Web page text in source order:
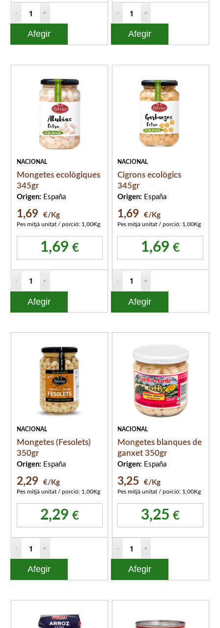
Afegir Afegir
NACIONAL
Mongetes ecològiques
345gr
Origen: España
1,69 €/Kg
Pes mitjà unitat / porció: 1,00Kg
1,69 €
Afegir
NACIONAL
Cigrons ecològics
345gr
Origen: España
1,69 €/Kg
Pes mitjà unitat / porció: 1,00Kg
1,69€
Afegir
NACIONAL
Mongetes (Fesolets)
350gr
Origen: España
2,29 €/Kg
Pes mitjà unitat / porció: 1,00Kg
2,29 €
Afegir
NACIONAL
Mongetes blanques de
ganxet 350gr
Origen: España
3,25 €/Kg
Pes mitjà unitat / porció: 1,00Kg
3,25€
Afegir